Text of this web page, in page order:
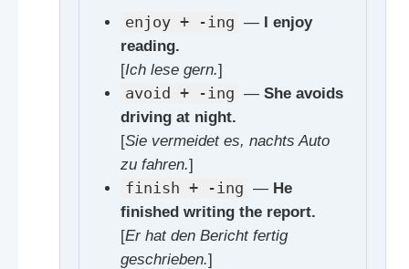
enjoy + -ing — I enjoy
reading.
[Ich lese gern.]
avoid + -ing — She avoids
driving at night.
[Sie vermeidet es, nachts Auto
zu fahren.]
finish + -ing — He
finished writing the report.
[Er hat den Bericht fertig
geschrieben.]